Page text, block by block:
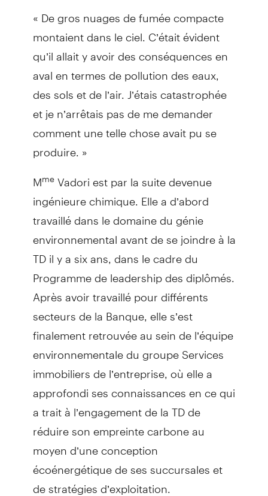
« De gros nuages de fumée compacte
montaient dans le ciel. C’était évident
qu’il allait y avoir des conséquences en
aval en termes de pollution des eaux,
des sols et de l’air. J’étais catastrophée
et je n’arrêtais pas de me demander
comment une telle chose avait pu se
produire. »
MmeVadori est par la suite devenue
ingénieure chimique. Elle a d’abord
travaillé dans le domaine du génie
environnemental avant de se joindre à la
TD il y a six ans, dans le cadre du
Programme de leadership des diplômés.
Après avoir travaillé pour différents
secteurs de la Banque, elle s’est
finalement retrouvée au sein de l’équipe
environnementale du groupe Services
immobiliers de l’entreprise, où elle a
approfondi ses connaissances en ce qui
a trait à l’engagement de la TD de
réduire son empreinte carbone au
moyen d’une conception
écoénergétique de ses succursales et
de stratégies d’exploitation.